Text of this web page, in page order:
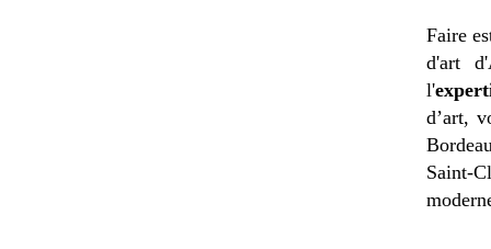
Faire
d'art
l'
d’art,
Saint-